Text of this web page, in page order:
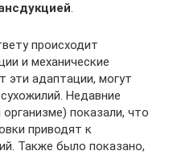
.
происходит
и механические
адаптации, могут
Недавние
показали, что
приводят к
Также было показано,